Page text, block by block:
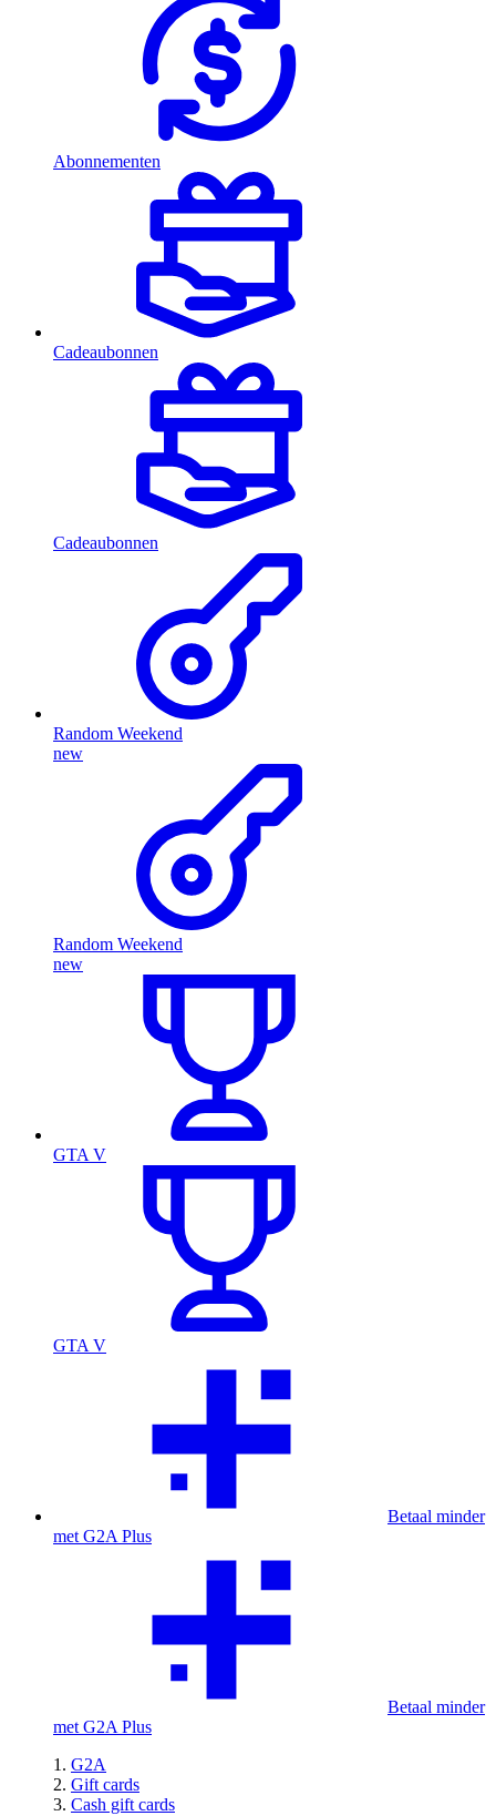
Abonnementen
Cadeaubonnen
Cadeaubonnen
Random Weekend
new
Random Weekend
new
GTA V
GTA V
Betaal minder
met G2A Plus
Betaal minder
met G2A Plus
G2A
Gift cards
Cash gift cards